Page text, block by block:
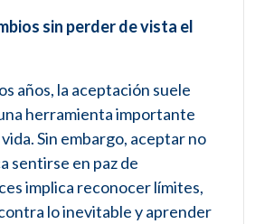
sin perder de vista el
años, la aceptación suele
herramienta importante
Sin embargo, aceptar no
sentirse en paz de
implica reconocer límites,
lo inevitable y aprender